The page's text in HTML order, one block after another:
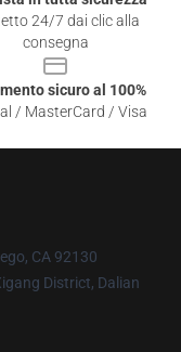
24/7 dai clic alla
consegna
sicuro al 100%
/ MasterCard / Visa
CA 92130
District, Dalian